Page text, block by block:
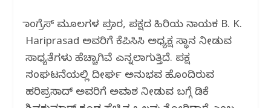
ಕಾಂಗ್ರೆಸ್ ಮೂಲಗಳ ಪ್ರಕಾರ, ಪಕ್ಷದ ಹಿರಿಯ ನಾಯಕ B. K.
Hariprasad ಅವರಿಗೆ ಕೆಪಿಸಿಸಿ ಅಧ್ಯಕ್ಷ ಸ್ಥಾನ ನೀಡುವ
ಸಾಧ್ಯತೆಗಳು ಹೆಚ್ಚಾಗಿವೆ ಎನ್ನಲಾಗುತ್ತಿದೆ. ಪಕ್ಷ
ಸಂಘಟನೆಯಲ್ಲಿ ದೀರ್ಘ ಅನುಭವ ಹೊಂದಿರುವ
ಹರಿಪ್ರಸಾದ್ ಅವರಿಗೆ ಅವಕಾಶ ನೀಡುವ ಬಗ್ಗೆ ಡಿಕೆ